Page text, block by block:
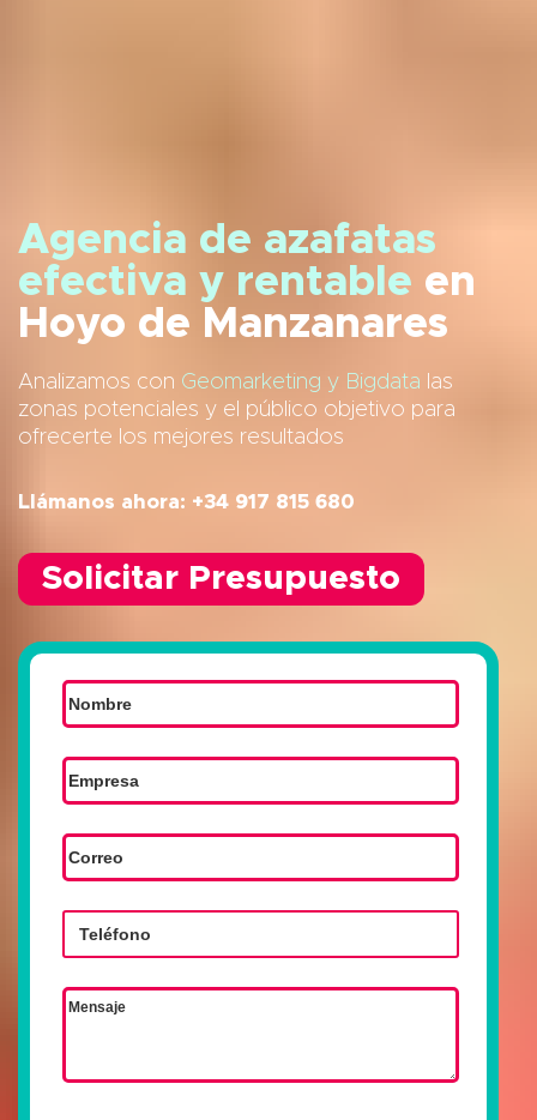
Agencia de azafatas
efectiva y rentable en
Hoyo de Manzanares
Analizamos con Geomarketing y Bigdata las
zonas potenciales y el público objetivo para
ofrecerte los mejores resultados
Llámanos ahora: +34 917 815 680
Solicitar Presupuesto